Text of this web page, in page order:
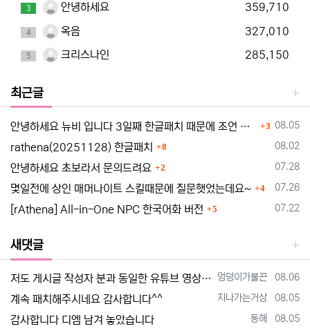
3 안녕하세요 359,710
4 옥음 327,010
5 크리스나인 285,150
최근글
등록일
08.05
안녕하세요 뉴비 입니다 3일째 한글패치 때문에 조언 드립니다
댓글
3
등록일
08.02
rathena(20251128) 한글패치 8
등록일
07.28
안녕하세요 초보라서 문의드려요 2
등록일
07.26
몇일전에 상인 매머나이트 스킬때문에 질문햇었는데요~ 4
등록일
07.22
[rAthena] All-in-One NPC 한국어화 버전 5
새댓글
등록자
엉덩이가불끈 등록일
08.06
저도 게시글 작성자 분과 동일한 유튜브 영상 보고 만드는 중인데요 한글화 하고 싶어서 디스코드 친추 하였습니다 디코 난쟁이 (nanja…
등록자
지나가는거상 등록일
08.05
계속 패치해주시네요 감사합니다^^
등록자
동해 등록일
08.05
감사합니다 디엠 남겨 놓았습니다